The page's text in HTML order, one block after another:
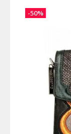
-50%